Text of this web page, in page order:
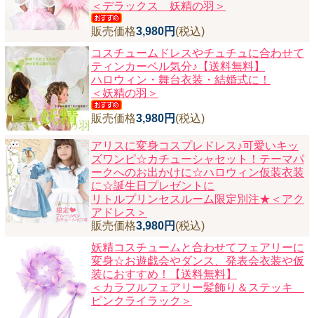
＜デラックス 妖精の羽＞
販売価格3,980円 (税込)
コスチュームドレスやチュチュに合わせて
ティンカーベル気分♪【送料無料】
ハロウィン・舞台衣装・結婚式に！
＜妖精の羽＞
販売価格3,980円 (税込)
アリスに変身コスプレドレス♪可愛いキッ
ズワンピ☆カチューシャセット！テーマパ
ークへのお出かけに☆ハロウィン仮装衣装
に☆誕生日プレゼントに
リトルプリンセスルーム限定別注★＜アク
アドレス＞
販売価格3,980円 (税込)
妖精コスチュームと合わせてフェアリーに
変身☆お遊戯会やダンス、発表会衣装や仮
装におすすめ！【送料無料】
＜カラフルフェアリー髪飾り＆ステッキ
ピンクライラック＞